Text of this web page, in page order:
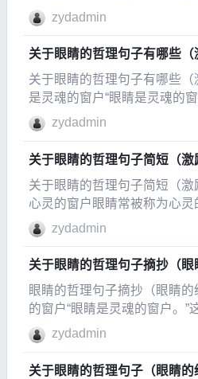
情感与思想。眼睛不仅是观
交流的重要媒介。通过眼神，
悲伤、愤怒等多种情感。因此
zydadmin
关于眼睛的哲理句子有哪些（
关于眼睛的哲理句子有哪些
是灵魂的窗户“眼睛是灵魂的
达了一个深刻的真理：我们
zydadmin
关于眼睛的哲理句子简短（激
关于眼睛的哲理句子简短（
心灵的窗户眼睛常被称为心
情感，还能反映内心的状态
无数故事与秘密，
zydadmin
关于眼睛的哲理句子摘抄（眼
眼睛的哲理句子摘抄（眼睛
的窗户“眼睛是灵魂的窗户。”
zydadmin
关于眼睛的哲理句子（眼睛的